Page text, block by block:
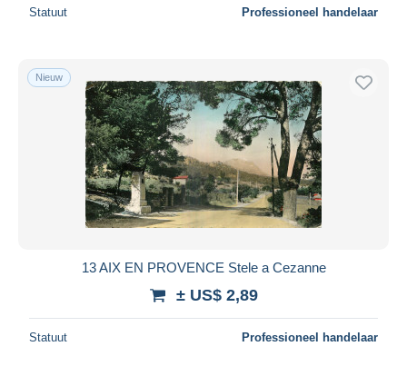
Statuut Professioneel handelaar
Nieuw
13 AIX EN PROVENCE Stele a Cezanne
± US$ 2,89
Statuut Professioneel handelaar